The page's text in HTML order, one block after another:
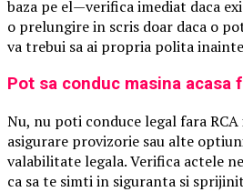
baza pe el—verifica imediat daca
o prelungire in scris doar daca o
va trebui sa ai propria polita
Pot sa conduc masina acasa
Nu, nu poti conduce legal fara
asigurare provizorie sau alte
valabilitate legala. Verifica actele
ca sa te simti in siguranta si